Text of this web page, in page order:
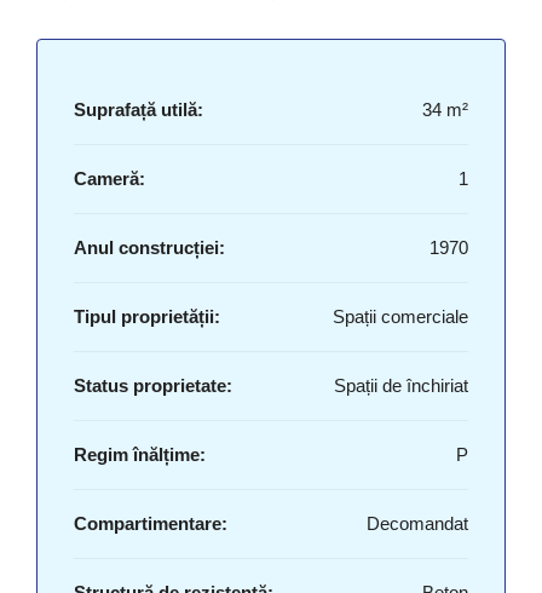
Suprafață utilă: 34 m²
Cameră: 1
Anul construcției: 1970
Tipul proprietății: Spații comerciale
Status proprietate: Spații de închiriat
Regim înălțime: P
Compartimentare: Decomandat